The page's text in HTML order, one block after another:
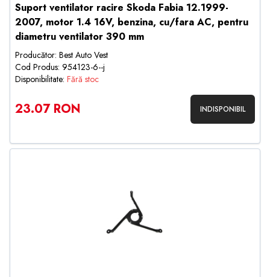
Suport ventilator racire Skoda Fabia 12.1999-
2007, motor 1.4 16V, benzina, cu/fara AC, pentru
diametru ventilator 390 mm
Producător: Best Auto Vest
Cod Produs: 954123-6--j
Disponibilitate: Fără stoc
23.07 RON INDISPONIBIL